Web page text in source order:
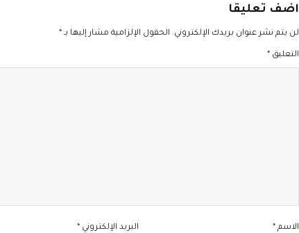
اضف تعليقا
لن يتم نشر عنوان بريدك الإلكتروني. الحقول الإلزامية مشار إليها بـ*
التعليق *
الاسم * البريد الإلكتروني*